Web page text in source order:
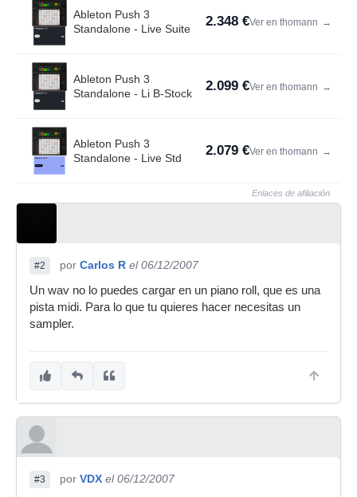
Ableton Push 3
Standalone - Live Suite
2.348 €Ver en thomann →
Ableton Push 3
Standalone - Li B-Stock
2.099 €Ver en thomann →
Ableton Push 3
Standalone - Live Std
2.079 €Ver en thomann →
Enlaces de afiliación
#2 por Carlos R el 06/12/2007
Un wav no lo puedes cargar en un piano roll, que es una
pista midi. Para lo que tu quieres hacer necesitas un
sampler.
#3 por VDX el 06/12/2007